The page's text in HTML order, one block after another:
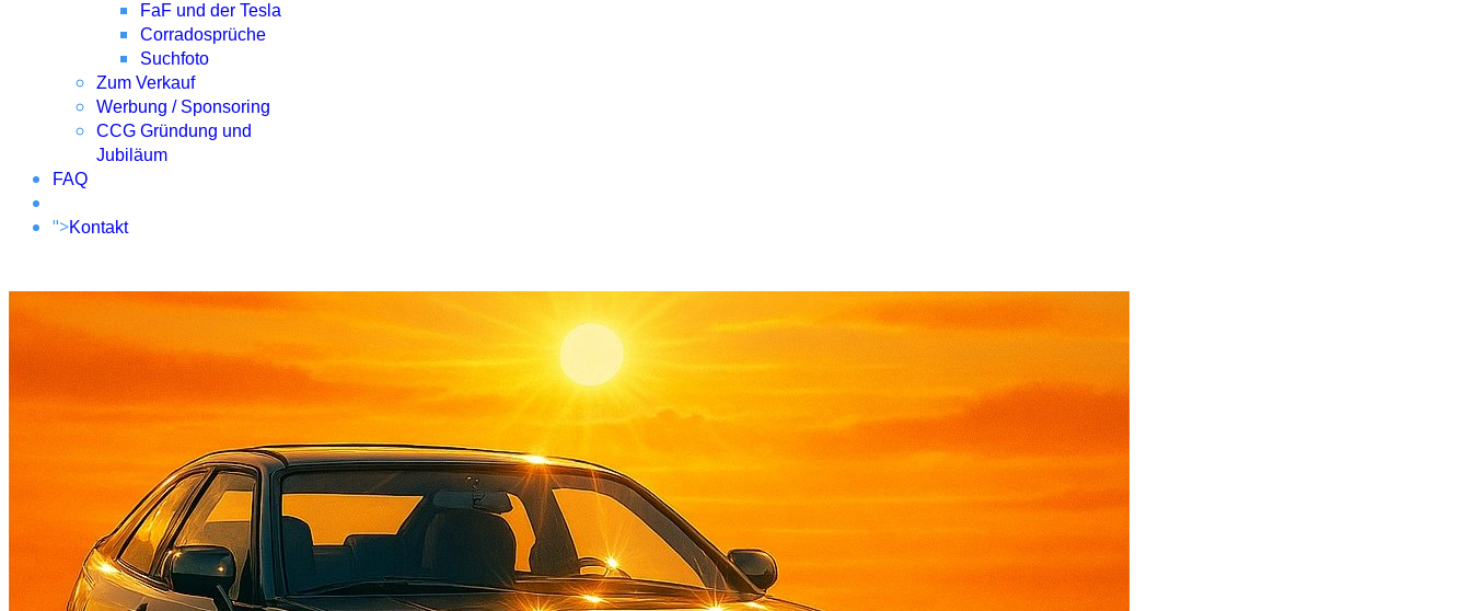
FaF und der Tesla
Corradosprüche
Suchfoto
Zum Verkauf
Werbung / Sponsoring
CCG Gründung und
Jubiläum
FAQ
">Kontakt